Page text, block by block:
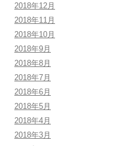
2018年12月
2018年11月
2018年10月
2018年9月
2018年8月
2018年7月
2018年6月
2018年5月
2018年4月
2018年3月